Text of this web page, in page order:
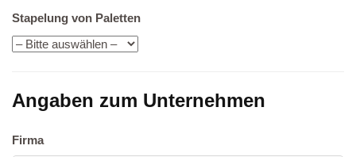
Sta­pe­lung von Palet­ten
Angaben zum Unternehmen
Fir­ma